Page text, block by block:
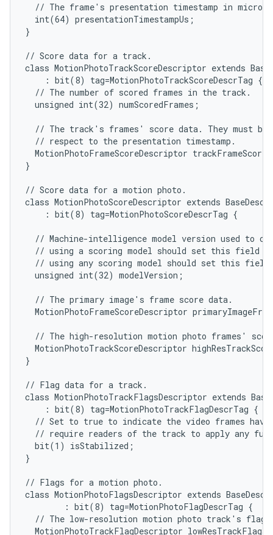
// The frame's presentation timestamp in
  int(64) presentationTimestampUs;
}
// Score data for a track.
class MotionPhotoTrackScoreDescriptor extends
    : bit(8) tag=MotionPhotoTrackScoreDescrTag {
  // The number of scored frames in the track.
  unsigned int(32) numScoredFrames;
// The track's frames' score data. They must be
  // respect to the presentation timestamp.
MotionPhotoFrameScoreDescriptor
}
// Score data for a motion photo.
class MotionPhotoScoreDescriptor extends
    : bit(8) tag=MotionPhotoScoreDescrTag {
// Machine-intelligence model version used to
// using a scoring model should set this field
// using any scoring model should set this field
  unsigned int(32) modelVersion;
  // The primary image's frame score data.
MotionPhotoFrameScoreDescriptor
// The high-resolution motion photo frames'
MotionPhotoTrackScoreDescriptor
}
// Flag data for a track.
class MotionPhotoTrackFlagsDescriptor extends
    : bit(8) tag=MotionPhotoTrackFlagDescrTag {
// Set to true to indicate the video frames
// require readers of the track to apply any
  bit(1) isStabilized;
}
// Flags for a motion photo.
class MotionPhotoFlagsDescriptor extends
        : bit(8) tag=MotionPhotoFlagDescrTag {
// The low-resolution motion photo track's flag
MotionPhotoTrackFlagDescriptor